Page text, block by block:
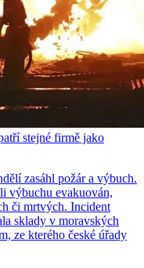
stejné firmě jako
zasáhl požár a výbuch.
výbuchu evakuován,
či mrtvých. Incident
sklady v moravských
ze kterého české úřady